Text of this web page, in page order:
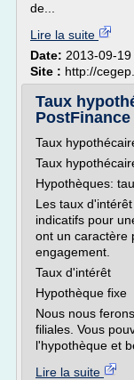
de...
Lire la suite
Date: 2013-09-
Site : http://
Taux
PostFinance
Taux
Taux
Hypothèques:
Les taux
indicatifs pour
ont un caractère
engagement.
Taux d'intérêt
Hypothèque fixe
Nous nous
filiales. Vous
l'hypothèque et
Lire la suite